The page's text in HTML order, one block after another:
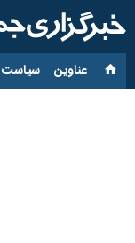
عناوین‌ سیاست